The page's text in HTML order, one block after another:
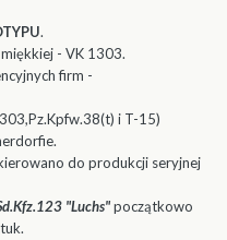
.
- VK 1303.
firm -
i T-15)
do produkcji seryjnej
"Luchs"początkowo